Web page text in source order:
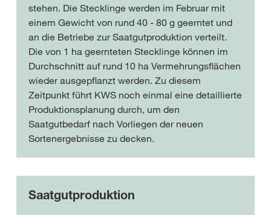
stehen. Die Stecklinge werden im Februar mit
einem Gewicht von rund 40 - 80 g geerntet und
an die Betriebe zur Saatgutproduktion verteilt.
Die von 1 ha geernteten Stecklinge können im
Durchschnitt auf rund 10 ha Vermehrungsflächen
wieder ausgepflanzt werden. Zu diesem
Zeitpunkt führt KWS noch einmal eine detaillierte
Produktionsplanung durch, um den
Saatgutbedarf nach Vorliegen der neuen
Sortenergebnisse zu decken.
Saatgutproduktion